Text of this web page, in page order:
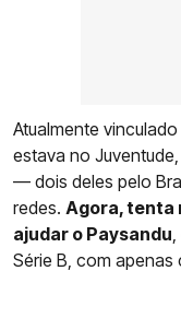
Atualmente
estava no
— dois deles pelo
redes. Agora, tenta
ajudar o Paysandu
Série B, com apenas